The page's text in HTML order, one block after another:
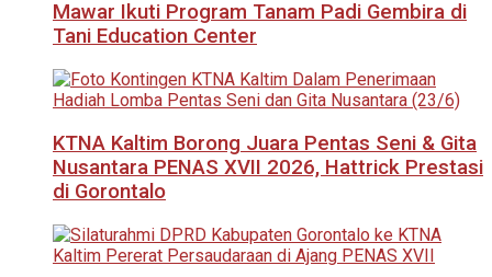
Mawar Ikuti Program Tanam Padi Gembira di
Tani Education Center
KTNA Kaltim Borong Juara Pentas Seni & Gita
Nusantara PENAS XVII 2026, Hattrick Prestasi
di Gorontalo